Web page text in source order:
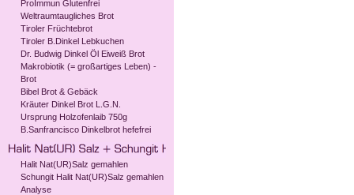
ProImmun Glutenfrei
Weltraumtaugliches Brot
Tiroler Früchtebrot
Tiroler B.Dinkel Lebkuchen
Dr. Budwig Dinkel Öl Eiweiß Brot
Makrobiotik (= großartiges Leben) -
Brot
Bibel Brot & Gebäck
Kräuter Dinkel Brot L.G.N.
Ursprung Holzofenlaib 750g
B.Sanfrancisco Dinkelbrot hefefrei
Halit Nat(UR)Salz gemahlen
Schungit Halit Nat(UR)Salz gemahlen
Analyse